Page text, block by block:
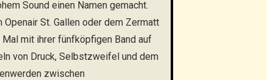
Sound einen Namen gemacht.
St. Gallen oder dem Zermatt
mit ihrer fünfköpfigen Band auf
von Druck, Selbstzweifel und dem
zwischen